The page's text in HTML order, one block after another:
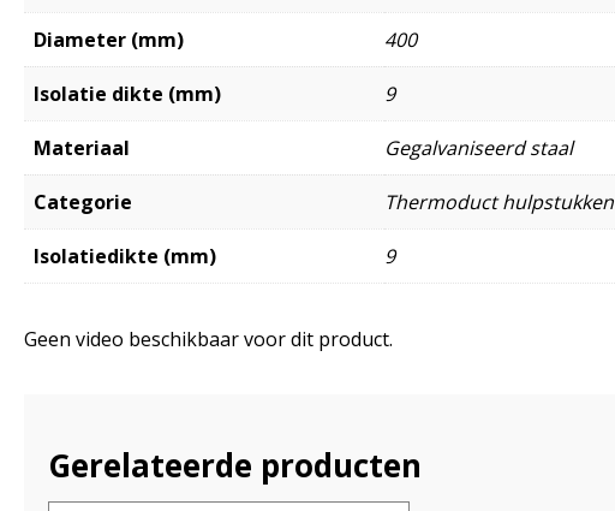
Diameter (mm) 400
Isolatie dikte (mm) 9
Materiaal Gegalvaniseerd staal
Categorie Thermoduct hulpstukken
Isolatiedikte (mm) 9
Geen video beschikbaar voor dit product.
Gerelateerde producten